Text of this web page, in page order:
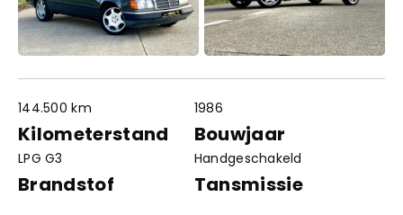
Contact
info@autowereldroyaal.nl
06 42 61 00 54
Adres
144.500 km
Kilometerstand
1986
Bouwjaar
LPG G3
Brandstof
Handgeschakeld
Tansmissie